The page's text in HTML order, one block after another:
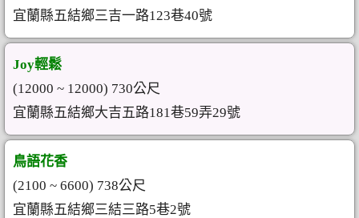
宜蘭縣五結鄉三吉一路123巷40號
Joy輕鬆
(12000 ~ 12000) 730公尺
宜蘭縣五結鄉大吉五路181巷59弄29號
鳥語花香
(2100 ~ 6600) 738公尺
宜蘭縣五結鄉三結三路5巷2號